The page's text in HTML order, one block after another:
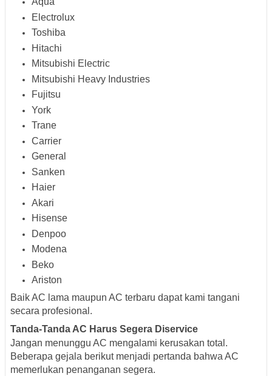
Electrolux
Toshiba
Hitachi
Mitsubishi Electric
Mitsubishi Heavy Industries
Fujitsu
York
Trane
Carrier
General
Sanken
Haier
Akari
Hisense
Denpoo
Modena
Beko
Ariston
Baik AC lama maupun AC terbaru dapat kami tangani
secara profesional.
Tanda-Tanda AC Harus Segera Diservice
Jangan menunggu AC mengalami kerusakan total.
Beberapa gejala berikut menjadi pertanda bahwa AC
memerlukan penanganan segera.